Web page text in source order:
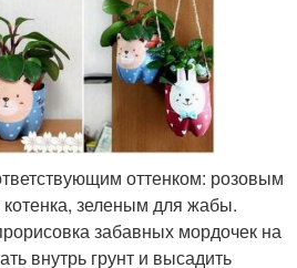
оттенком: розовым
зеленым для жабы.
забавных мордочек на
внутрь грунт и высадить